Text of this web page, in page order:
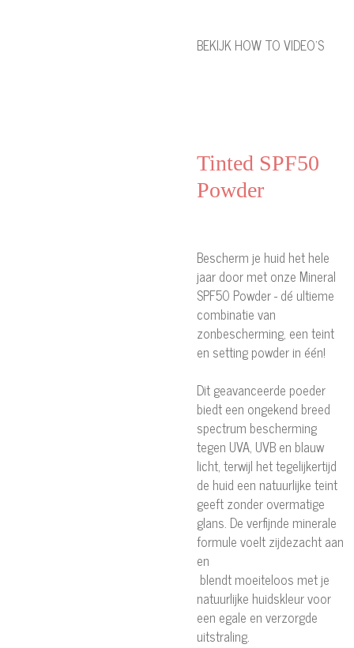
BEKIJK HOW TO VIDEO'S
Tinted SPF50
Powder
Bescherm je huid het hele
jaar door met onze Mineral
SPF50 Powder - dé ultieme
combinatie van
zonbescherming, een teint
en setting powder in één!
Dit geavanceerde poeder
biedt een ongekend breed
spectrum bescherming
tegen UVA, UVB en blauw
licht, terwijl het tegelijkertijd
de huid een natuurlijke teint
geeft zonder overmatige
glans. De verfijnde minerale
formule voelt zijdezacht aan
en
blendt moeiteloos met je
natuurlijke huidskleur voor
een egale en verzorgde
uitstraling.